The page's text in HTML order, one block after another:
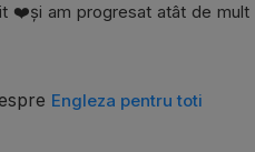
❤️și am progresat atât de
Engleza pentru toti